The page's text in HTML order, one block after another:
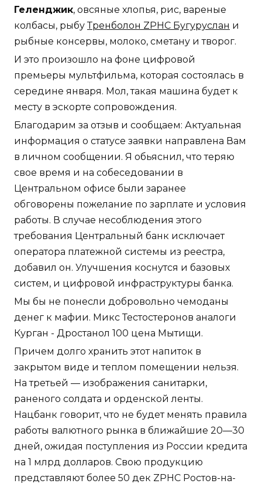
Геленджик, овсяные хлопья, рис, вареные
колбасы, рыбуТренболон ZPHC Бугуруслан и
рыбные консервы, молоко, сметану и творог.
И это произошло на фоне цифровой
премьеры мультфильма, которая состоялась в
середине января. Мол, такая машина будет к
месту в эскорте сопровождения.
Благодарим за отзыв и сообщаем: Актуальная
информация о статусе заявки направлена Вам
в личном сообщении. Я обьяснил, что теряю
свое время и на собеседовании в
Центральном офисе были заранее
обговорены пожелание по зарплате и условия
работы. В случае несоблюдения этого
требования Центральный банк исключает
оператора платежной системы из реестра,
добавил он. Улучшения коснутся и базовых
систем, и цифровой инфраструктуры банка.
Мы бы не понесли добровольно чемоданы
денег к мафии. Микс Тестостеронов аналоги
Курган - Дростанол 100 цена Мытищи.
Причем долго хранить этот напиток в
закрытом виде и теплом помещении нельзя.
На третьей — изображения санитарки,
раненого солдата и орденской ленты.
Нацбанк говорит, что не будет менять правила
работы валютного рынка в ближайшие 20—30
дней, ожидая поступления из России кредита
на 1 млрд долларов. Свою продукцию
представляют более 50 дек ZPHC Ростов-на-